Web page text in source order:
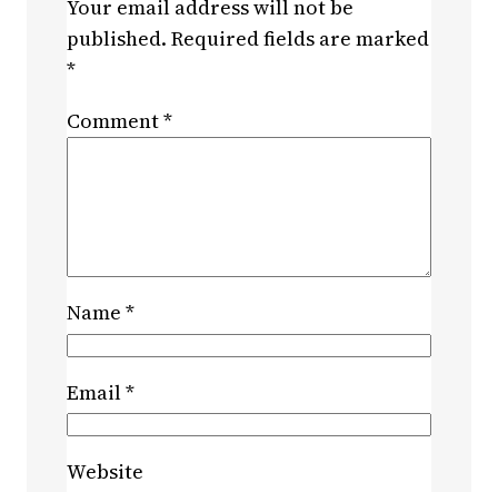
Your email address will not be
published. Required fields are marked
*
Comment*
Name *
Email*
Website